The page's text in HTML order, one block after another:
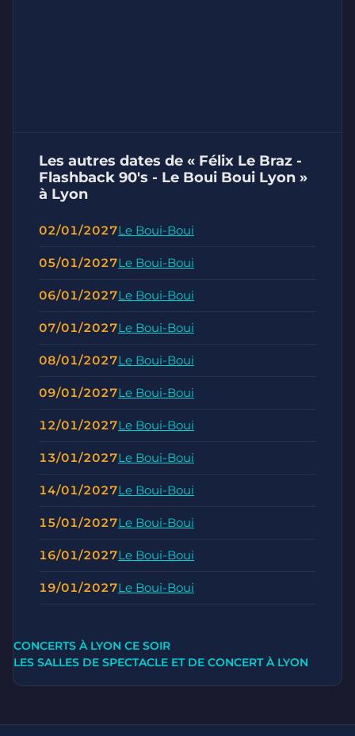
Les autres dates de « Félix Le Braz -
Flashback 90's - Le Boui Boui Lyon »
à Lyon
02/01/2027Le Boui-Boui
05/01/2027Le Boui-Boui
06/01/2027Le Boui-Boui
07/01/2027Le Boui-Boui
08/01/2027Le Boui-Boui
09/01/2027Le Boui-Boui
12/01/2027Le Boui-Boui
13/01/2027Le Boui-Boui
14/01/2027Le Boui-Boui
15/01/2027Le Boui-Boui
16/01/2027Le Boui-Boui
19/01/2027Le Boui-Boui
CONCERTS À LYON CE SOIR
LES SALLES DE SPECTACLE ET DE CONCERT À LYON